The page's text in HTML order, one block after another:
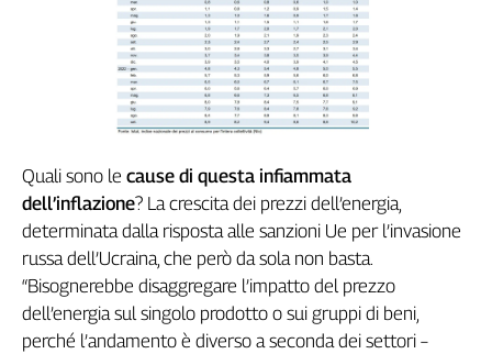
Sicilia
Toscana
Trentino
Umbria
Valle
D'Aosta
Veneto
Quali sono le cause di questa infiammata
dell’inflazione? La crescita dei prezzi dell’energia,
determinata dalla risposta alle sanzioni Ue per l’invasione
russa dell’Ucraina, che però da sola non basta.
“Bisognerebbe disaggregare l’impatto del prezzo
dell’energia sul singolo prodotto o sui gruppi di beni,
perché l’andamento è diverso a seconda dei settori –